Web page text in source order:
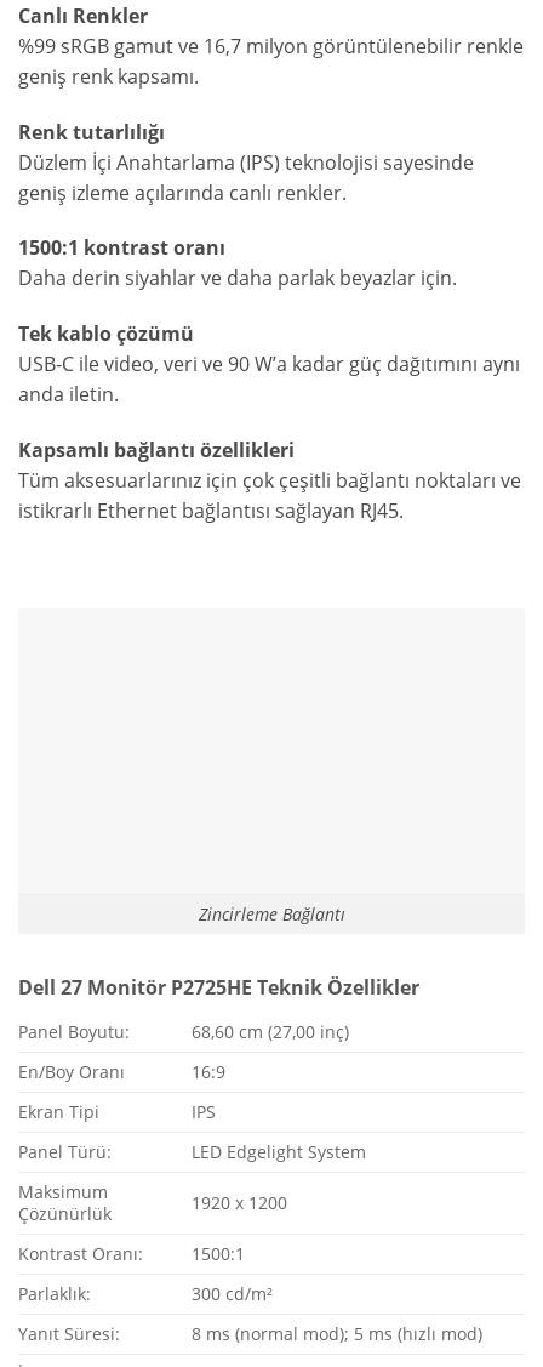
Canlı Renkler
%99 sRGB gamut ve 16,7 milyon görüntülenebilir renkle
geniş renk kapsamı.
Renk tutarlılığı
Düzlem İçi Anahtarlama (IPS) teknolojisi sayesinde
geniş izleme açılarında canlı renkler.
1500:1 kontrast oranı
Daha derin siyahlar ve daha parlak beyazlar için.
Tek kablo çözümü
USB-C ile video, veri ve 90 W’a kadar güç dağıtımını aynı
anda iletin.
Kapsamlı bağlantı özellikleri
Tüm aksesuarlarınız için çok çeşitli bağlantı noktaları ve
istikrarlı Ethernet bağlantısı sağlayan RJ45.
Zincirleme Bağlantı
Dell 27 Monitör P2725HE Teknik Özellikler
Panel Boyutu:
68,60 cm (27,00 inç)
En/Boy Oranı
16:9
Ekran Tipi
IPS
Panel Türü:
LED Edgelight System
Maksimum
Çözünürlük
1920 x 1200
Kontrast Oranı:
1500:1
Parlaklık:
300 cd/m²
Yanıt Süresi:
8 ms (normal mod); 5 ms (hızlı mod)